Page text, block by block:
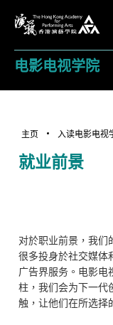
电影电视学院
主页 入读电影电视
就业前景
对於职业前景，我们
很多投身於社交媒体
广告界服务。电影电
柱，我们会为下一代
触，让他们在所选择